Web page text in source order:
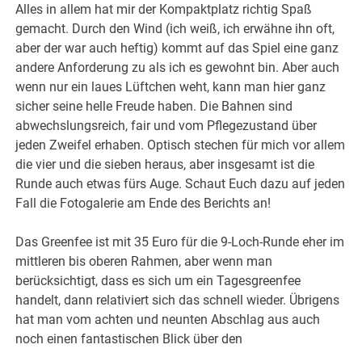
Alles in allem hat mir der Kompaktplatz richtig Spaß
gemacht. Durch den Wind (ich weiß, ich erwähne ihn oft,
aber der war auch heftig) kommt auf das Spiel eine ganz
andere Anforderung zu als ich es gewohnt bin. Aber auch
wenn nur ein laues Lüftchen weht, kann man hier ganz
sicher seine helle Freude haben. Die Bahnen sind
abwechslungsreich, fair und vom Pflegezustand über
jeden Zweifel erhaben. Optisch stechen für mich vor allem
die vier und die sieben heraus, aber insgesamt ist die
Runde auch etwas fürs Auge. Schaut Euch dazu auf jeden
Fall die Fotogalerie am Ende des Berichts an!
Das Greenfee ist mit 35 Euro für die 9-Loch-Runde eher im
mittleren bis oberen Rahmen, aber wenn man
berücksichtigt, dass es sich um ein Tagesgreenfee
handelt, dann relativiert sich das schnell wieder. Übrigens
hat man vom achten und neunten Abschlag aus auch
noch einen fantastischen Blick über den